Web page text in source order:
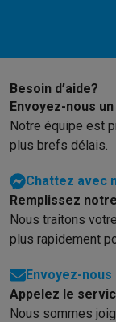
Besoin d’aide?
Envoyez-nous
Notre équipe est
plus brefs délais.
Chattez avec
Remplissez
Nous traitons
plus rapidement
Envoyez-nous
Appelez le
Nous sommes